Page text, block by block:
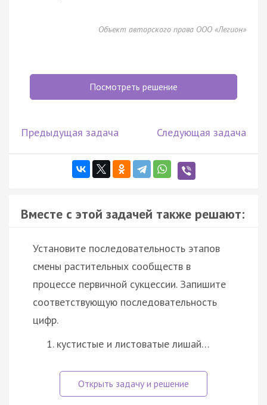
Объект авторского права ООО «Легион»
Посмотреть решение
Предыдущая задача Следующая задача
Вместе с этой задачей также решают:
Установите последовательность этапов
смены растительных сообществ в
процессе первичной сукцессии. Запишите
соответствующую последовательность
цифр.
кустистые и листоватые лишай…